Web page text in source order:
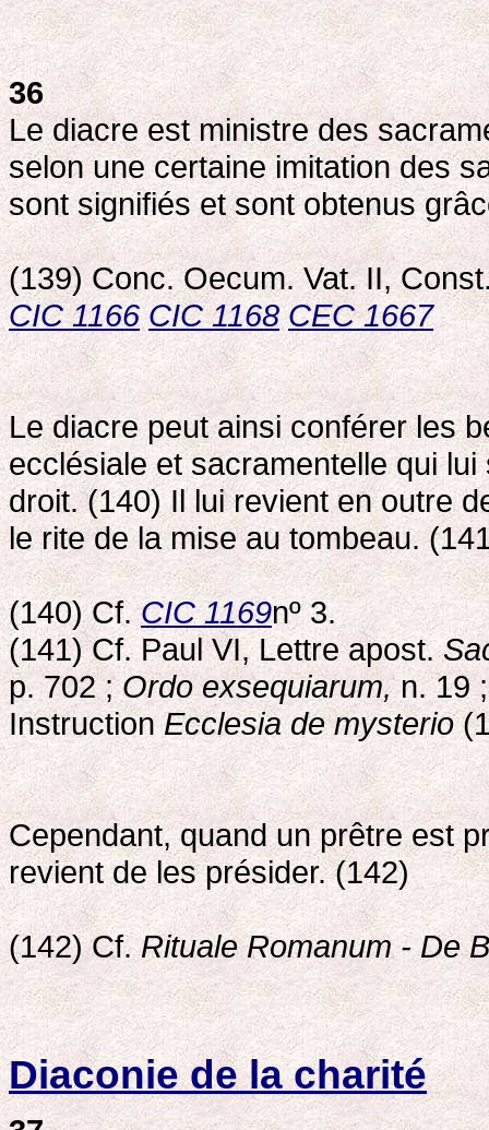
36
Le diacre est ministre des
selon une certaine imitation des
sont signifiés et sont obtenus
(139) Conc. Oecum. Vat. II,
CIC 1166 CIC 1168 CEC 1667
Le diacre peut ainsi conférer les
ecclésiale et sacramentelle qui
droit. (140) Il lui revient en outre
le rite de la mise au tombeau.
(140) Cf.CIC 1169nº 3.
(141) Cf. Paul VI, Lettre apost.
p. 702 ;Ordo exsequiarum,n. 19 ;
InstructionEcclesia de mysterio
Cependant, quand un prêtre est
revient de les présider. (142)
(142) Cf.Rituale Romanum - De
Diaconie de la charité